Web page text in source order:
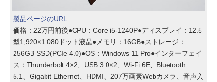
製品ページのURL
価格：22万円前後●CPU：Core i5-1240P●ディスプレイ：12.5
型1,920×1,080ドット液晶●メモリ：16GB●ストレージ：
256GB SSD(PCIe 4.0)●OS：Windows 11 Pro●インターフェイ
ス：Thunderbolt 4×2、USB 3.0×2、Wi-Fi 6E、Bluetooth
5.1、Gigabit Ethernet、HDMI、207万画素Webカメラ、音声入